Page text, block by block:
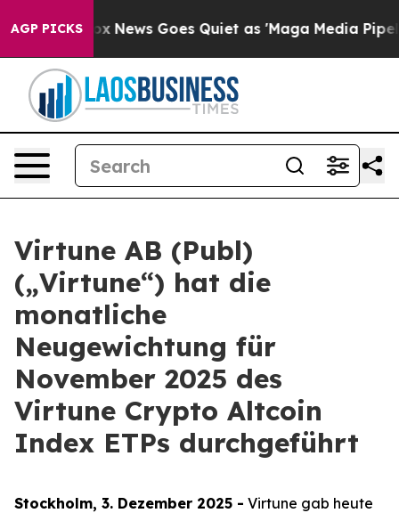
AGP PICKS
Exist Fox News Goes Quiet as 'Maga Media Pipeline'
Virtune AB (Publ)
(„Virtune“) hat die
monatliche
Neugewichtung für
November 2025 des
Virtune Crypto Altcoin
Index ETPs durchgeführt
Stockholm, 3. Dezember 2025 - Virtune gab heute